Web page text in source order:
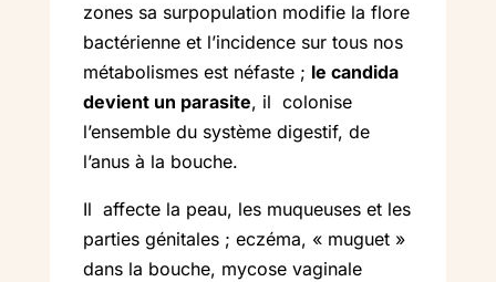
zones sa surpopulation modifie la flore
bactérienne et l’incidence sur tous nos
métabolismes est néfaste ; le candida
devient un parasite, il colonise
l’ensemble du système digestif, de
l’anus à la bouche.
Il affecte la peau, les muqueuses et les
parties génitales ; eczéma, « muguet »
dans la bouche, mycose vaginale